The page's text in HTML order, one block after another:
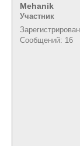
Mehanik
Участник
Сообщений: 16